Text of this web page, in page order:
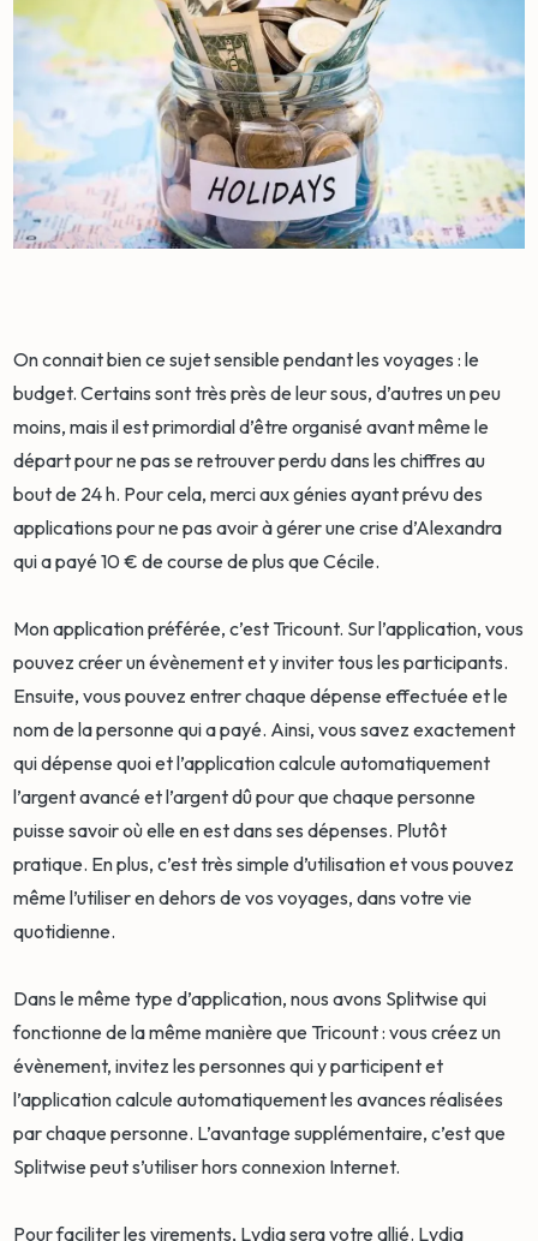
On connait bien ce sujet sensible pendant les voyages : le
budget. Certains sont très près de leur sous, d’autres un peu
moins, mais il est primordial d’être organisé avant même le
départ pour ne pas se retrouver perdu dans les chiffres au
bout de 24 h. Pour cela, merci aux génies ayant prévu des
applications pour ne pas avoir à gérer une crise d’Alexandra
qui a payé 10 € de course de plus que Cécile.
Mon application préférée, c’est Tricount. Sur l’application, vous
pouvez créer un évènement et y inviter tous les participants.
Ensuite, vous pouvez entrer chaque dépense effectuée et le
nom de la personne qui a payé. Ainsi, vous savez exactement
qui dépense quoi et l’application calcule automatiquement
l’argent avancé et l’argent dû pour que chaque personne
puisse savoir où elle en est dans ses dépenses. Plutôt
pratique. En plus, c’est très simple d’utilisation et vous pouvez
même l’utiliser en dehors de vos voyages, dans votre vie
quotidienne.
Dans le même type d’application, nous avons Splitwise qui
fonctionne de la même manière que Tricount : vous créez un
évènement, invitez les personnes qui y participent et
l’application calcule automatiquement les avances réalisées
par chaque personne. L’avantage supplémentaire, c’est que
Splitwise peut s’utiliser hors connexion Internet.
Pour faciliter les virements, Lydia sera votre allié. Lydia